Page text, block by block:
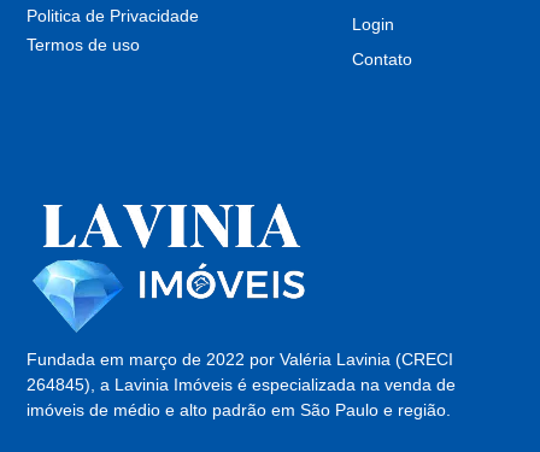
Fundada em março de 2022 por Valéria Lavinia (CRECI
264845), a Lavinia Imóveis é especializada na venda de
imóveis de médio e alto padrão em São Paulo e região.
Login
Contato
Politica de Privacidade
Termos de uso